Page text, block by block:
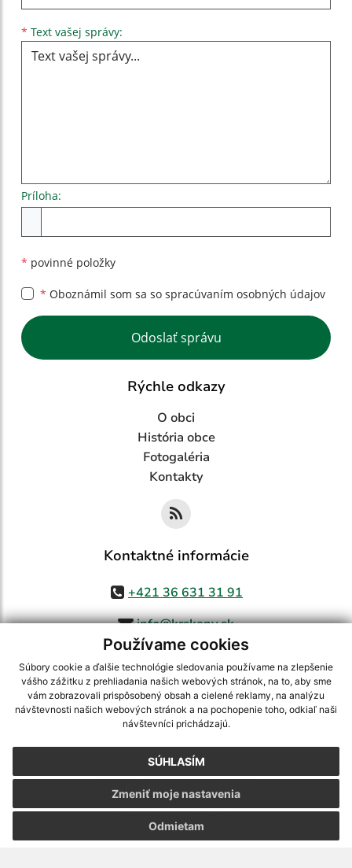
Používame cookies
Súbory cookie a ďalšie technológie sledovania používame na zlepšenie
vášho zážitku z prehliadania našich webových stránok, na to, aby sme
vám zobrazovali prispôsobený obsah a cielené reklamy, na analýzu
návštevnosti našich webových stránok a na pochopenie toho, odkiaľ naši
návštevníci prichádzajú.
SÚHLASÍM
Odmietam
Zmeniť moje nastavenia
* Text vašej správy:
Príloha:
* povinné položky
* Oboznámil som sa so spracúvaním osobných údajov
Google reCaptcha Response
Odoslať správu
Rýchle odkazy
O obci
História obce
Fotogaléria
Kontakty
Kontaktné informácie
+421 36 631 31 91
info@krskany.sk
využite možnosť získavania aktuálnych informácií s využitím RSS
CMS systém (redakčný) systém ECHELON 2,Mapa stránok,web portál
webex.digital, s.r.o.,domény,registrácia domény
Posledná aktualizácia:07.08.2026
Vytlačiť stránku|Vyhlásenie o prístupnosti